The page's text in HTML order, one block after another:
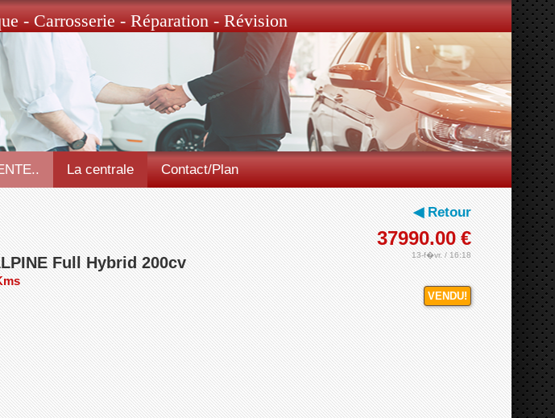
- Carrosserie - Réparation - Révision
La centrale Contact/Plan
◀ Retour
37990.00 €
13-f�vr. / 16:18
VENDU!
Full Hybrid 200cv